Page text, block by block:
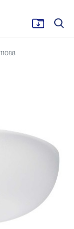
11088